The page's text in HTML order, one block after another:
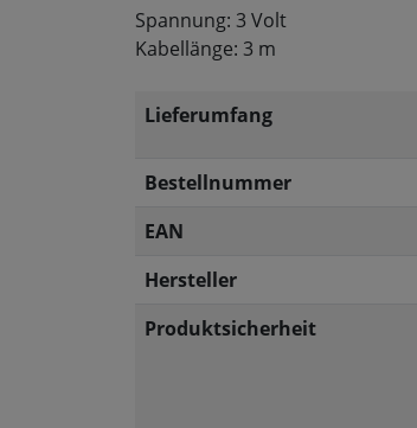
Spannung: 3 Volt
Kabellänge: 3 m
Lieferumfang
Bestellnummer
EAN
Hersteller
Produktsicherheit